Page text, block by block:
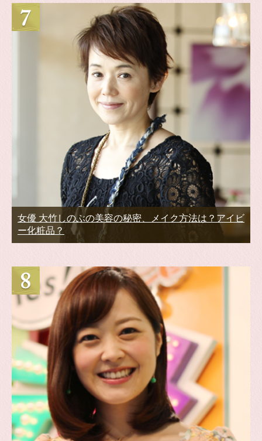
女優 大竹しのぶの美容の秘密、メイク方法は？アイビ
ー化粧品？